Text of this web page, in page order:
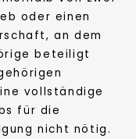
oder einen
an dem
beteiligt
vollständige
für die
nicht nötig.